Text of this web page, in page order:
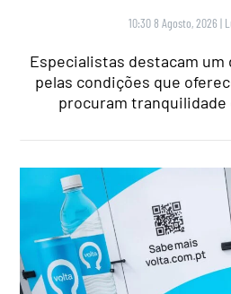
10:30 8 Agosto, 2026 |
Especialistas destacam
pelas condições que
procuram tranquilidade